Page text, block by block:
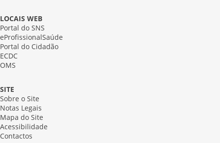
LOCAIS WEB
Portal do SNS
eProfissionalSaúde
Portal do Cidadão
ECDC
OMS
SITE
Sobre o Site
Notas Legais
Mapa do Site
Acessibilidade
Contactos